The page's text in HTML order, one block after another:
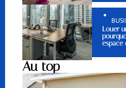
Louer
espace
Au top